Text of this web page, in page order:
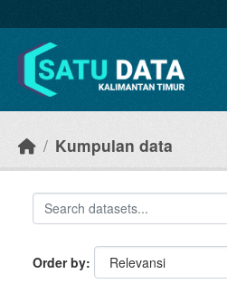
Kumpulan data
Order by